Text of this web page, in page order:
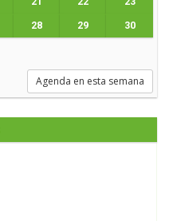
28 29 30
Agenda en esta semana